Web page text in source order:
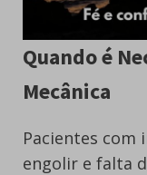
Quando é
Mecânica
Pacientes com
engolir e falta